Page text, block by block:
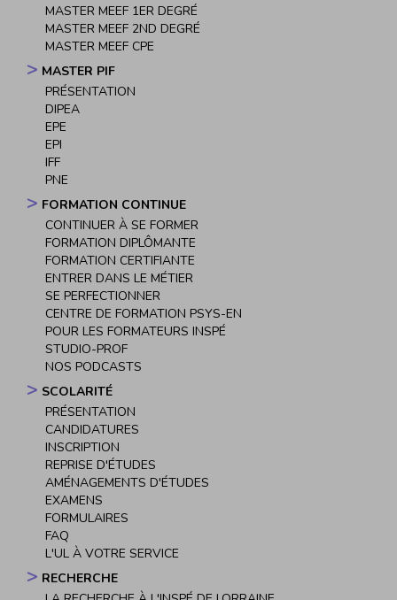
MASTER MEEF 1ER DEGRÉ
MASTER MEEF 2ND DEGRÉ
MASTER MEEF CPE
MASTER PIF
PRÉSENTATION
DIPEA
EPE
EPI
IFF
PNE
FORMATION CONTINUE
CONTINUER À SE FORMER
FORMATION DIPLÔMANTE
FORMATION CERTIFIANTE
ENTRER DANS LE MÉTIER
SE PERFECTIONNER
CENTRE DE FORMATION PSYS-EN
POUR LES FORMATEURS INSPÉ
STUDIO-PROF
NOS PODCASTS
SCOLARITÉ
PRÉSENTATION
CANDIDATURES
INSCRIPTION
REPRISE D'ÉTUDES
AMÉNAGEMENTS D'ÉTUDES
EXAMENS
FORMULAIRES
FAQ
L'UL À VOTRE SERVICE
RECHERCHE